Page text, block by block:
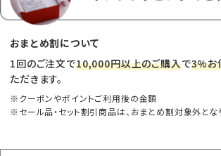
おまとめ割について
1回のご注文で10,000円以上のご購入で3%お
ただきます。
クーポンやポイントご利用後の金額
セール品・セット割引商品は、おまとめ割対象外とな